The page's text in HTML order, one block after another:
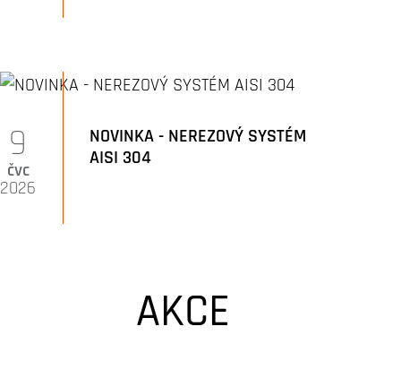
NOVINKA - NEREZOVÝ SYSTÉM
AISI 304
9
čvc
2026
AKCE